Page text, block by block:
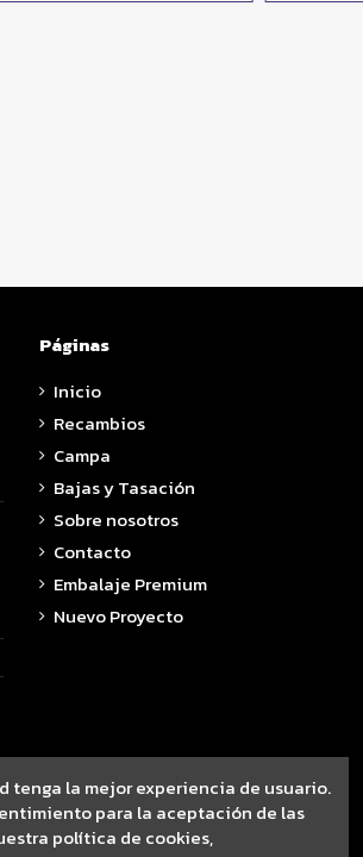
Páginas
Inicio
Recambios
Campa
Bajas y Tasación
Sobre nosotros
Contacto
Embalaje Premium
Nuevo Proyecto
tenga la mejor experiencia de usuario.
para la aceptación de las
política de cookies,